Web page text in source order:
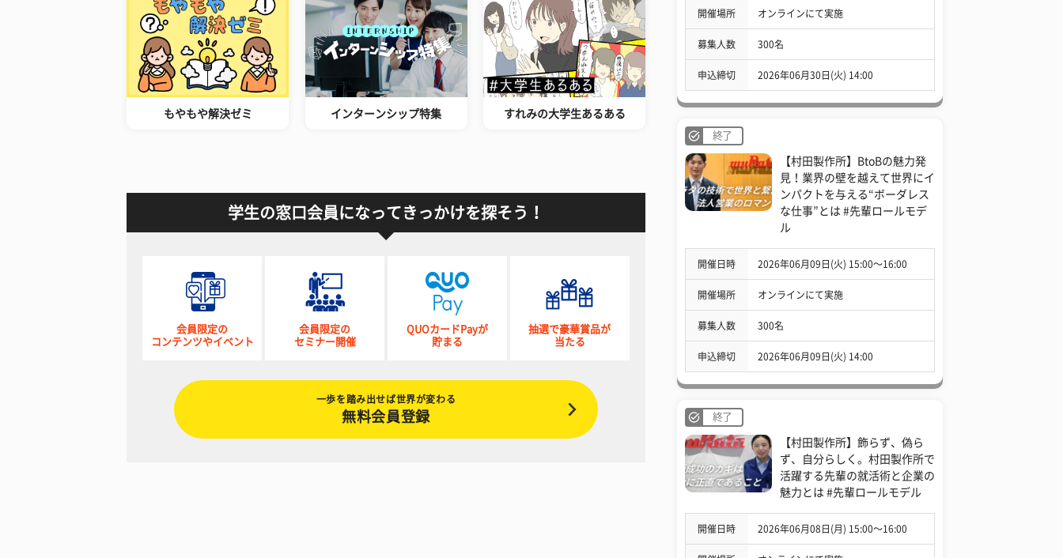
もやもや解決ゼミ インターンシップ特集 すれみの大学生あるある
学生の窓口会員になってきっかけを探そう！
会員限定の
コンテンツやイベント
会員限定の
セミナー開催
QUOカードPayが
貯まる
抽選で豪華賞品が
当たる
一歩を踏み出せば世界が変わる
無料会員登録
開催場所 オンラインにて実施
募集人数 300名
申込締切 2026年06月30日(火) 14:00
終了
【村田製作所】BtoBの魅力発
見！業界の壁を越えて世界にイ
ンパクトを与える“ボーダレス
な仕事”とは #先輩ロールモデ
ル
開催日時 2026年06月09日(火) 15:00〜16:00
開催場所 オンラインにて実施
募集人数 300名
申込締切 2026年06月09日(火) 14:00
終了
【村田製作所】飾らず、偽ら
ず、自分らしく。村田製作所で
活躍する先輩の就活術と企業の
魅力とは #先輩ロールモデル
開催日時 2026年06月08日(月) 15:00〜16:00